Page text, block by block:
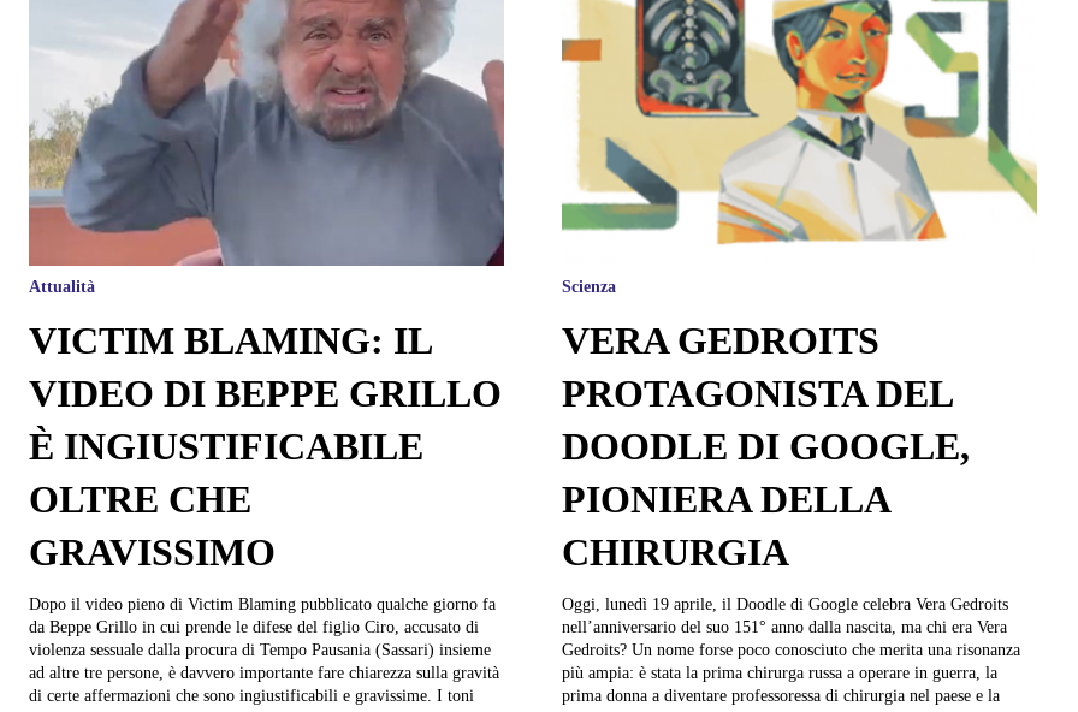
Attualità
VICTIM BLAMING: IL
VIDEO DI BEPPE GRILLO
È INGIUSTIFICABILE
OLTRE CHE
GRAVISSIMO
Dopo il video pieno di Victim Blaming pubblicato qualche giorno fa
da Beppe Grillo in cui prende le difese del figlio Ciro, accusato di
violenza sessuale dalla procura di Tempo Pausania (Sassari) insieme
ad altre tre persone, è davvero importante fare chiarezza sulla gravità
di certe affermazioni che sono ingiustificabili e gravissime. I toni
Scienza
VERA GEDROITS
PROTAGONISTA DEL
DOODLE DI GOOGLE,
PIONIERA DELLA
CHIRURGIA
Oggi, lunedì 19 aprile, il Doodle di Google celebra Vera Gedroits
nell’anniversario del suo 151° anno dalla nascita, ma chi era Vera
Gedroits? Un nome forse poco conosciuto che merita una risonanza
più ampia: è stata la prima chirurga russa a operare in guerra, la
prima donna a diventare professoressa di chirurgia nel paese e la